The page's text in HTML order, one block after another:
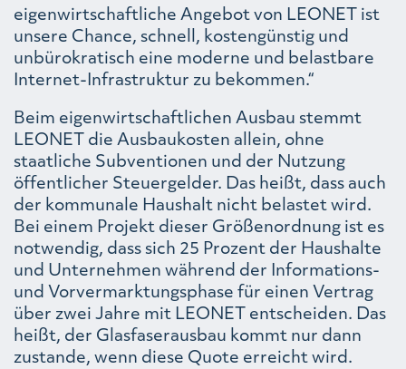
eigenwirtschaftliche Angebot von LEONET ist
unsere Chance, schnell, kostengünstig und
unbürokratisch eine moderne und belastbare
Internet-Infrastruktur zu bekommen.“
Beim eigenwirtschaftlichen Ausbau stemmt
LEONET die Ausbaukosten allein, ohne
staatliche Subventionen und der Nutzung
öffentlicher Steuergelder. Das heißt, dass auch
der kommunale Haushalt nicht belastet wird.
Bei einem Projekt dieser Größenordnung ist es
notwendig, dass sich 25 Prozent der Haushalte
und Unternehmen während der Informations-
und Vorvermarktungsphase für einen Vertrag
über zwei Jahre mit LEONET entscheiden. Das
heißt, der Glasfaserausbau kommt nur dann
zustande, wenn diese Quote erreicht wird.